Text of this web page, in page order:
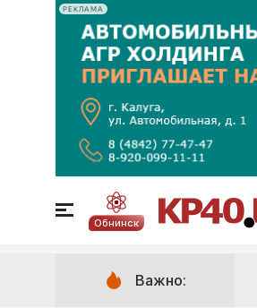
РЕКЛАМА
Обнинск
Важно: